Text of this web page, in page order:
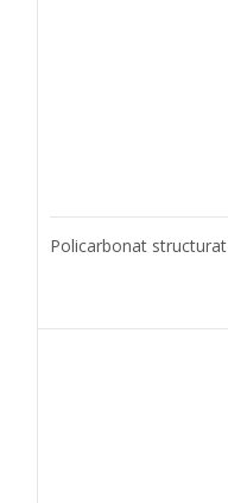
Policarbonat structurat